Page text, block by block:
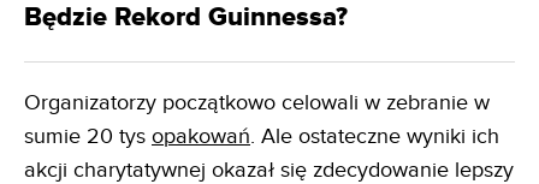
Będzie Rekord Guinnessa?
Organizatorzy początkowo celowali w zebranie w
sumie 20 tys opakowań. Ale ostateczne wyniki ich
akcji charytatywnej okazał się zdecydowanie lepszy